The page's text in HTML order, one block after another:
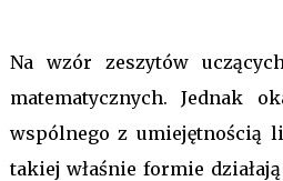
Na wzór zeszytów
matematycznych. Jednak
wspólnego z umiejętnością
takiej właśnie formie